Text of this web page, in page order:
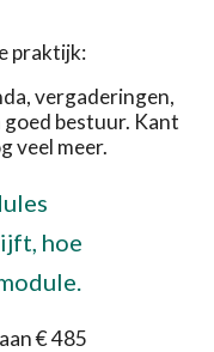
praktijk:
vergaderingen,
goed bestuur. Kant
veel meer.
hoe
€ 485